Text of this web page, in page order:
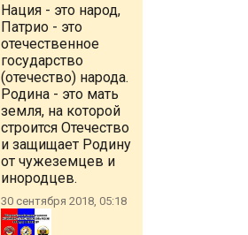
Нация - это народ,
Патрио - это
отечественное
государство
(отечество) народа.
Родина - это мать
земля, на которой
строится Отечество
и защищает Родину
от чужеземцев и
инородцев.
30 сентября 2018, 05:18